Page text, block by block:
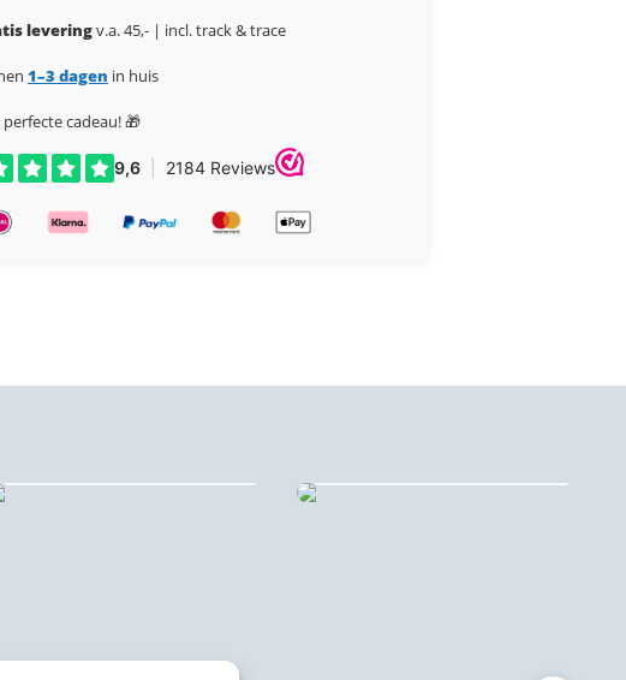
leveringv.a. 45,- | incl. track & trace
1–3 dagen in huis
cadeau! 🎁